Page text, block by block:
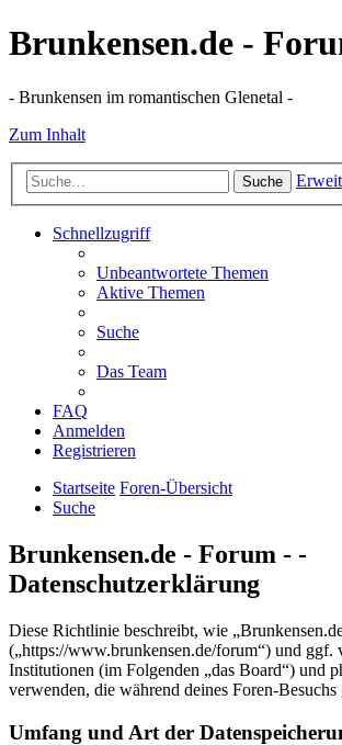
Brunkensen.de -
- Brunkensen im romantischen Glenetal -
Zum Inhalt
Suche
Schnellzugriff
Unbeantwortete Themen
Aktive Themen
Suche
Das Team
FAQ
Anmelden
Registrieren
Startseite Foren-Übersicht
Suche
Brunkensen.de - Forum - -
Datenschutzerklärung
Diese Richtlinie beschreibt, wie
(„https://www.brunkensen.de/forum“) und ggf.
Institutionen (im Folgenden „das Board“) und
verwenden, die während deines Foren-Besuchs
Umfang und Art der